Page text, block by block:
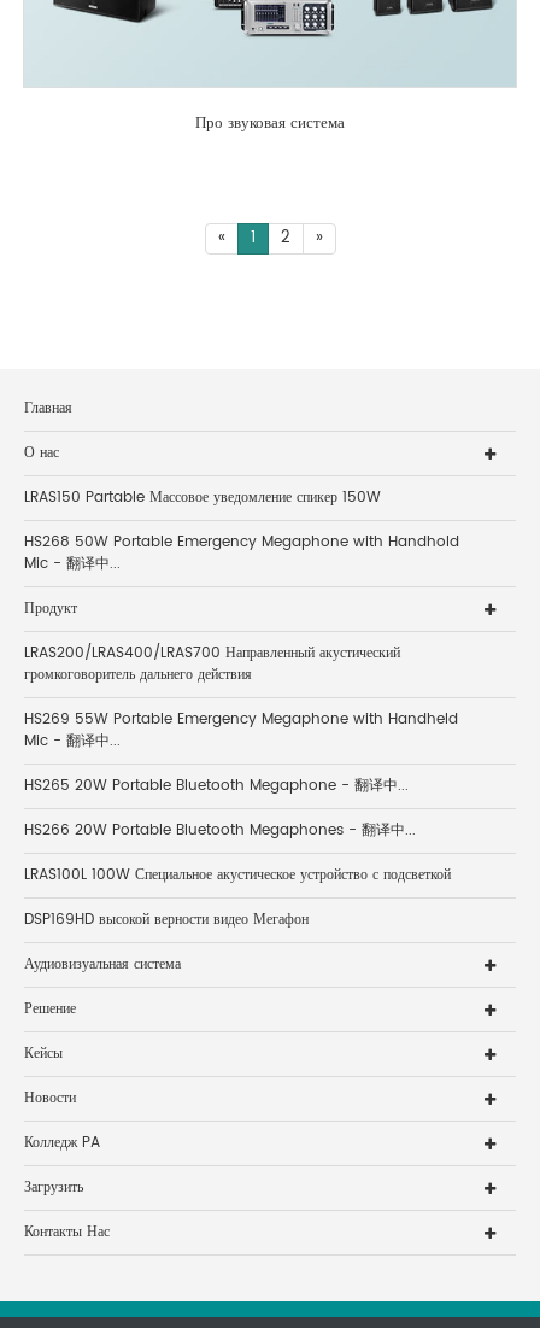
Про звуковая система
« 1 2 »
Главная
О нас
LRAS150 Partable Массовое уведомление спикер 150W
HS268 50W Portable Emergency Megaphone with Handhold
Mic - 翻译中...
Продукт
LRAS200/LRAS400/LRAS700 Направленный акустический
громкоговоритель дальнего действия
HS269 55W Portable Emergency Megaphone with Handheld
Mic - 翻译中...
HS265 20W Portable Bluetooth Megaphone - 翻译中...
HS266 20W Portable Bluetooth Megaphones - 翻译中...
LRAS100L 100W Специальное акустическое устройство с подсветкой
DSP169HD высокой верности видео Мегафон
Аудиовизуальная система
Решение
Кейсы
Новости
Колледж PA
Загрузить
Контакты Нас